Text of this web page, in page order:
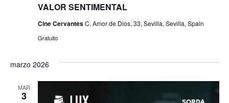
VALOR SENTIMENTAL
Cine CervantesC. Amor de Dios, 33, Sevilla, Sevilla, Spain
Gratuito
marzo 2026
MAR
3